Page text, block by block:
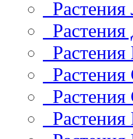
Растения
Растения
Растения
Растения